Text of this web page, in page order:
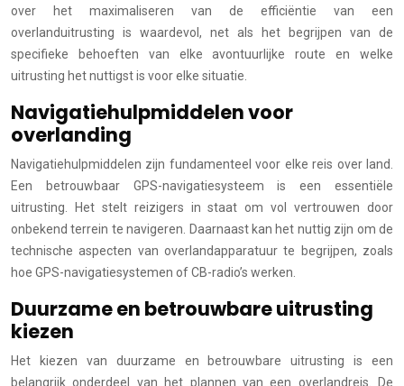
over het maximaliseren van de efficiëntie van een
overlanduitrusting is waardevol, net als het begrijpen van de
specifieke behoeften van elke avontuurlijke route en welke
uitrusting het nuttigst is voor elke situatie.
Navigatiehulpmiddelen voor
overlanding
Navigatiehulpmiddelen zijn fundamenteel voor elke reis over land.
Een betrouwbaar GPS-navigatiesysteem is een essentiële
uitrusting. Het stelt reizigers in staat om vol vertrouwen door
onbekend terrein te navigeren. Daarnaast kan het nuttig zijn om de
technische aspecten van overlandapparatuur te begrijpen, zoals
hoe GPS-navigatiesystemen of CB-radio’s werken.
Duurzame en betrouwbare uitrusting
kiezen
Het kiezen van duurzame en betrouwbare uitrusting is een
belangrijk onderdeel van het plannen van een overlandreis. De